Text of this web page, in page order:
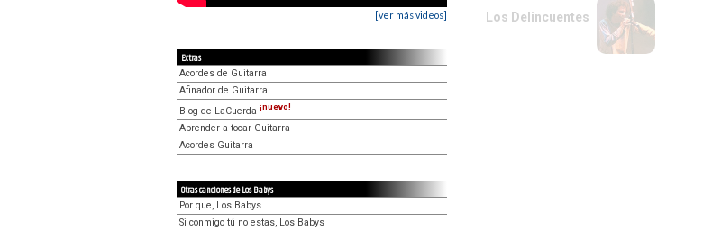
[ver más videos]
Extras
Acordes de Guitarra
Afinador de Guitarra
Blog de LaCuerda ¡nuevo!
Aprender a tocar Guitarra
Acordes Guitarra
Otras canciones de Los Babys
Por que, Los Babys
Si conmigo tú no estas, Los Babys
Los Delincuentes